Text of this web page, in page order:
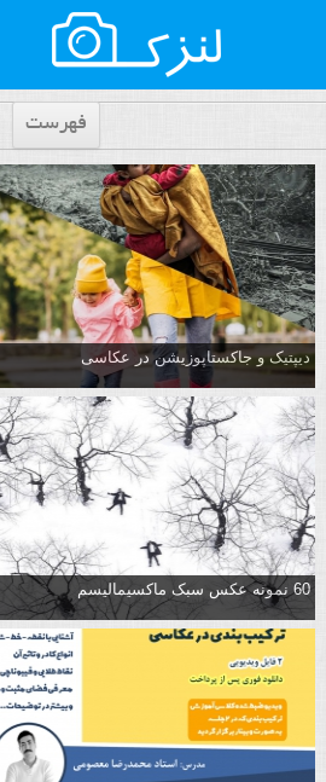
فهرست
دیپتیک و جاکستا‌پوزیشن در عکاسی
60 نمونه عکس سبک ماکسیمالیسم